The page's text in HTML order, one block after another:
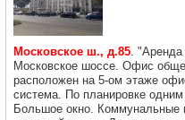
Московское ш., д.85. "Аренда
Московское шоссе. Офис
расположен на 5-ом этаже
система. По планировке
Большое окно. Коммунальные